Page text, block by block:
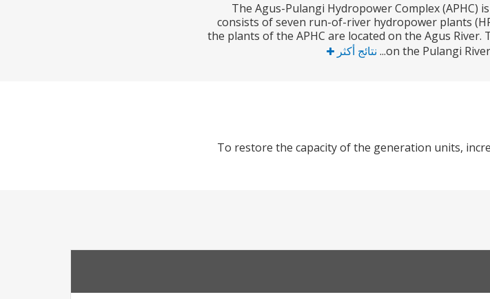
The Agus-Pulangi Hydropower Complex
consists of seven run-of-river hydropower plants
the plants of the APHC are located on the Agus
on the Pulangi
نتائج أكثر
To restore the capacity of the generation units,